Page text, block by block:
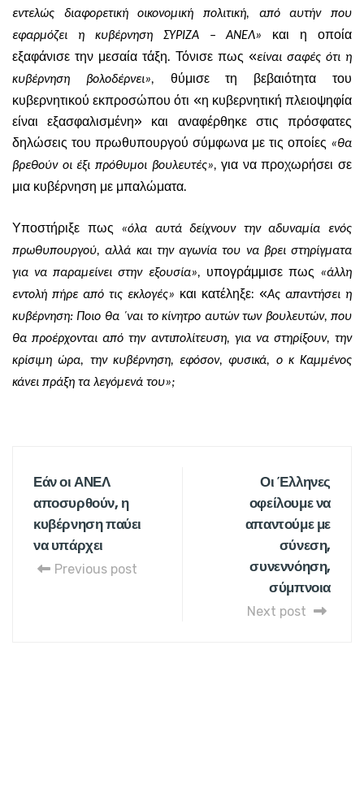
εντελώς διαφορετική οικονομική πολιτική, από αυτήν που
εφαρμόζει η κυβέρνηση ΣΥΡΙΖΑ – ΑΝΕΛ»
και η οποία
εξαφάνισε την μεσαία τάξη. Τόνισε πως «είναι σαφές ότι η
κυβέρνηση βολοδέρνει»,
θύμισε τη βεβαιότητα του
κυβερνητικού εκπροσώπου ότι «η κυβερνητική πλειοψηφία
είναι εξασφαλισμένη» και αναφέρθηκε στις πρόσφατες
δηλώσεις του πρωθυπουργού σύμφωνα με τις οποίες «θα
βρεθούν οι έξι πρόθυμοι βουλευτές», για να προχωρήσει σε
μια κυβέρνηση με μπαλώματα.
Υποστήριξε πως
«όλα αυτά δείχνουν την αδυναμία ενός
πρωθυπουργού, αλλά και την αγωνία του να βρει στηρίγματα
για να παραμείνει στην εξουσία», υπογράμμισε πως «άλλη
εντολή πήρε από τις εκλογές» και κατέληξε: «Ας απαντήσει η
κυβέρνηση: Ποιο θα ΄ναι το κίνητρο αυτών των βουλευτών, που
θα προέρχονται από την αντιπολίτευση, για να στηρίξουν, την
κρίσιμη ώρα, την κυβέρνηση, εφόσον, φυσικά, ο κ Καμμένος
κάνει πράξη τα λεγόμενά του»;
Εάν οι ΑΝΕΛ
αποσυρθούν, η
κυβέρνηση παύει
να υπάρχει
Previous post
Οι Έλληνες
οφείλουμε να
απαντούμε με
σύνεση,
συνεννόηση,
σύμπνοια
Next post